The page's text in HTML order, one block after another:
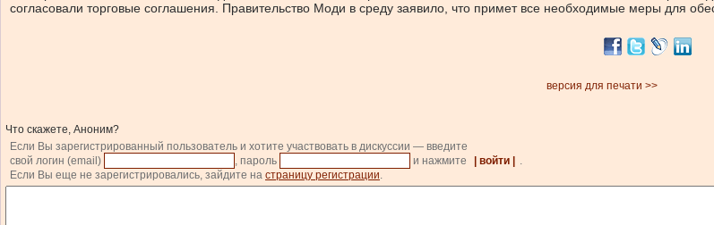
согласовали торговые соглашения. Правительство Моди в среду заявило, что примет все необходимые меры для
версия для печати >>
Что скажете, Аноним?
Если Вы зарегистрированный пользователь и хотите участвовать в дискуссии — введите
свой логин (email)
, пароль и нажмите | войти |
.
Если Вы еще не зарегистрировались, зайдите на страницу регистрации.